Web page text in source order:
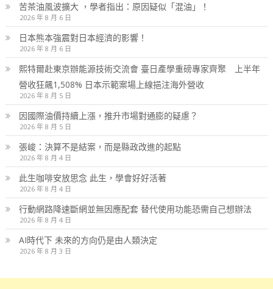
苦茶油風波擴大 ，學者指出：原因疑似「混油」！
2026 年 8 月 6 日
日本熊本強震對日本經濟的影響！
2026 年 8 月 6 日
熙特爾赴東京辦能源技術交流會 臺日產學重磅專家齊聚 上半年
營收狂飆1,508% 日本示範案場上線挹注海外營收
2026 年 8 月 5 日
因國際油價持續上漲，推升市場對通膨的疑慮？
2026 年 8 月 5 日
張峻：決算不是結案，而是縣政改進的起點
2026 年 8 月 4 日
此生咖啡安放思念 此生，學會好好活著
2026 年 8 月 4 日
行動網路降速斷網並無因應配套 替代使用功能恐需自己想辦法
2026 年 8 月 4 日
AI時代下 未來的方向仍是由人類決定
2026 年 8 月 3 日